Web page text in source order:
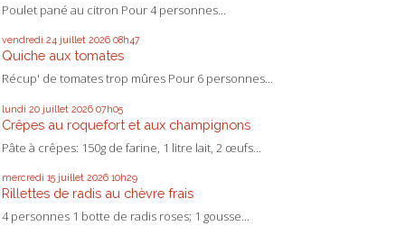
Poulet pané au citron Pour 4 personnes...
vendredi 24 juillet 2026 08h47
Quiche aux tomates
Récup' de tomates trop mûres Pour 6 personnes...
lundi 20 juillet 2026 07h05
Crêpes au roquefort et aux champignons
Pâte à crêpes: 150g de farine, 1 litre lait, 2 œufs...
mercredi 15 juillet 2026 10h29
Rillettes de radis au chèvre frais
4 personnes 1 botte de radis roses; 1 gousse...